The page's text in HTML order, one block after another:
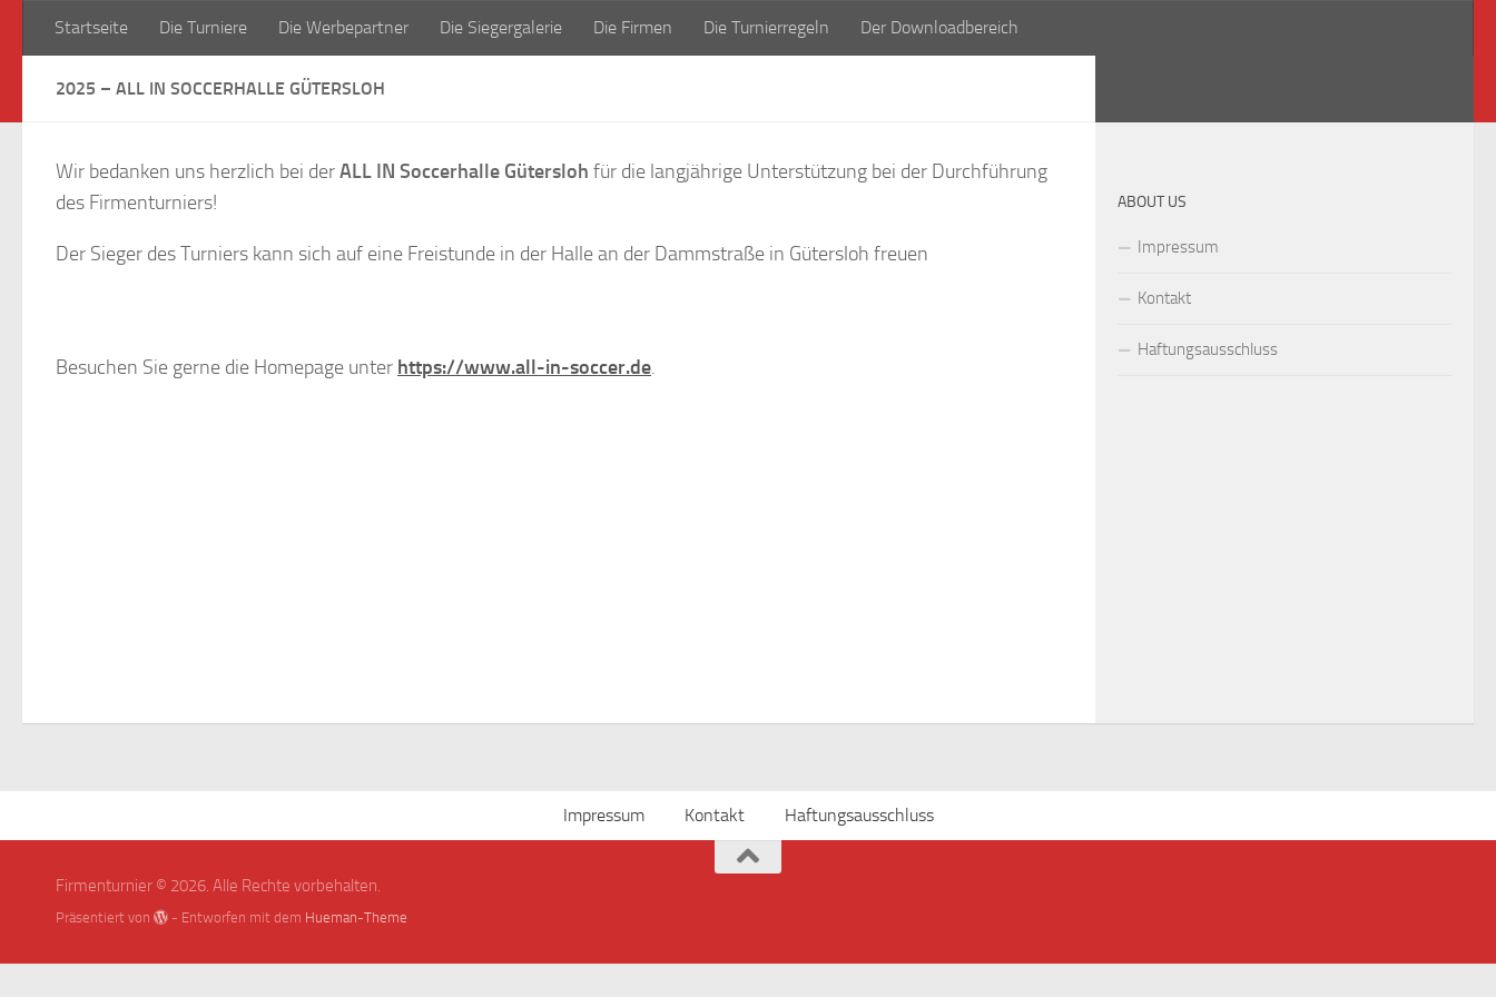
Zum Inhalt springen
Startseite Die Turniere Die Werbepartner Die Siegergalerie Die Firmen Die Turnierregeln Der Downloadbereich
2025 – ALL IN SOCCERHALLE GÜTERSLOH
Wir bedanken uns herzlich bei derALL IN Soccerhalle Gütersloh für die langjährige Unterstützung bei der Durchführung
des Firmenturniers!
Der Sieger des Turniers kann sich auf eine Freistunde in der Halle an der Dammstraße in Gütersloh freuen
Besuchen Sie gerne die Homepage unter https://www.all-in-soccer.de.
ABOUT US
Impressum
Kontakt
Haftungsausschluss
Impressum Kontakt Haftungsausschluss
Firmenturnier © 2026. Alle Rechte vorbehalten.
Präsentiert von - Entworfen mit dem Hueman-Theme